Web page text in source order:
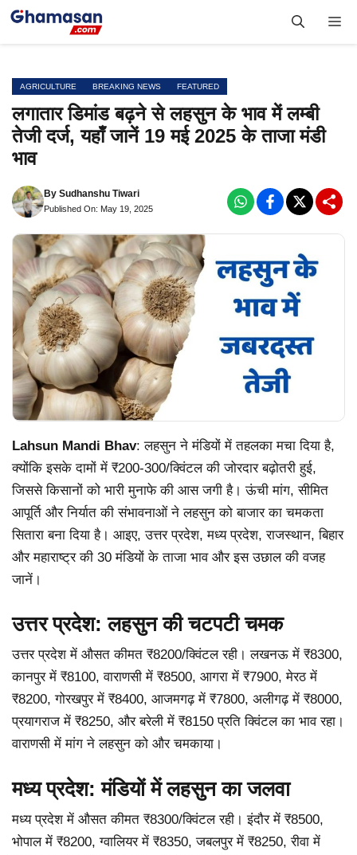
Skip
AGRICULTURE BREAKING NEWS FEATURED
लगातार डिमांड बढ़ने से लहसुन के भाव में लम्बी
तेजी दर्ज, यहाँ जानें 19 मई 2025 के ताजा मंडी
भाव
By Sudhanshu Tiwari
Published On: May 19, 2025
Lahsun Mandi Bhav: लहसुन ने मंडियों में तहलका मचा दिया है,
क्योंकि इसके दामों में ₹200-300/क्विंटल की जोरदार बढ़ोतरी हुई,
जिससे किसानों को भारी मुनाफे की आस जगी है। ऊंची मांग, सीमित
आपूर्ति और निर्यात की संभावनाओं ने लहसुन को बाजार का चमकता
सितारा बना दिया है। आइए, उत्तर प्रदेश, मध्य प्रदेश, राजस्थान, बिहार
और महाराष्ट्र की 30 मंडियों के ताजा भाव और इस उछाल की वजह
जानें।
उत्तर प्रदेश: लहसुन की चटपटी चमक
उत्तर प्रदेश में औसत कीमत ₹8200/क्विंटल रही। लखनऊ में ₹8300,
कानपुर में ₹8100, वाराणसी में ₹8500, आगरा में ₹7900, मेरठ में
₹8200, गोरखपुर में ₹8400, आजमगढ़ में ₹7800, अलीगढ़ में ₹8000,
प्रयागराज में ₹8250, और बरेली में ₹8150 प्रति क्विंटल का भाव रहा।
वाराणसी में मांग ने लहसुन को और चमकाया।
मध्य प्रदेश: मंडियों में लहसुन का जलवा
मध्य प्रदेश में औसत कीमत ₹8300/क्विंटल रही। इंदौर में ₹8500,
भोपाल में ₹8200, ग्वालियर में ₹8350, जबलपुर में ₹8250, रीवा में